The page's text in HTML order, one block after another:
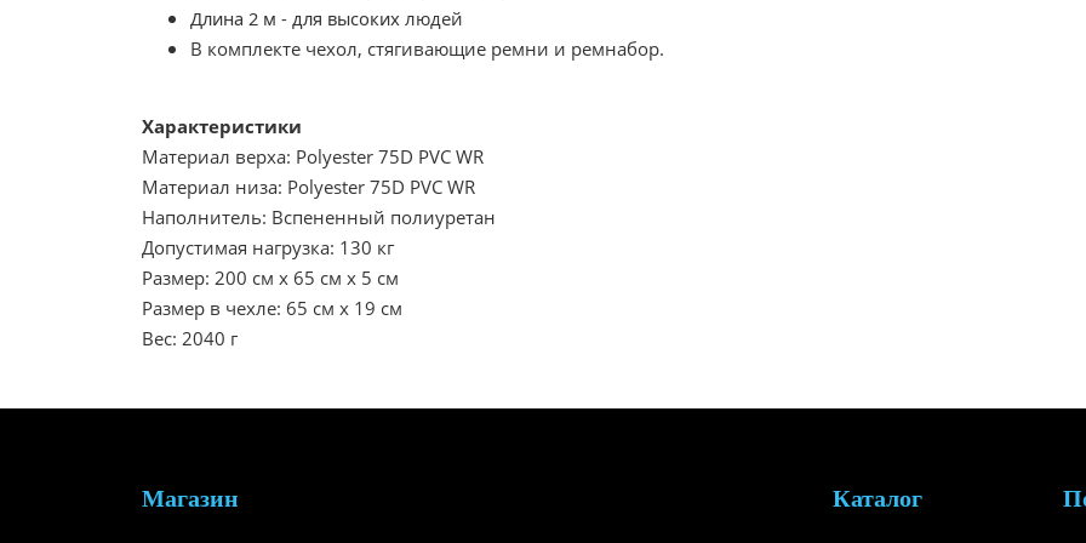
Длина 2 м - для высоких людей
В комплекте чехол, стягивающие ремни и ремнабор.
Характеристики
Материал верха: Polyester 75D PVC WR
Материал низа: Polyester 75D PVC WR
Наполнитель: Вспененный полиуретан
Допустимая нагрузка: 130 кг
Размер: 200 см х 65 см х 5 см
Размер в чехле: 65 см х 19 см
Вес: 2040 г
Магазин Каталог